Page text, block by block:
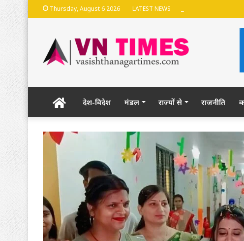
Thursday, August 6 2026 LATEST NEWS
Homeदेश-विदेश मंडल राज्यों से राजनीति